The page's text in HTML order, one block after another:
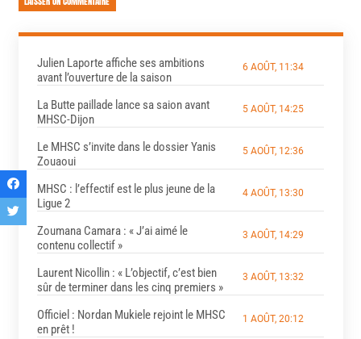
Julien Laporte affiche ses ambitions
avant l’ouverture de la saison
6 AOÛT, 11:34
La Butte paillade lance sa saion avant
MHSC-Dijon
5 AOÛT, 14:25
Le MHSC s’invite dans le dossier Yanis
Zouaoui
5 AOÛT, 12:36
MHSC : l’effectif est le plus jeune de la
Ligue 2
4 AOÛT, 13:30
Zoumana Camara : « J’ai aimé le
contenu collectif »
3 AOÛT, 14:29
Laurent Nicollin : « L’objectif, c’est bien
sûr de terminer dans les cinq premiers »
3 AOÛT, 13:32
Officiel : Nordan Mukiele rejoint le MHSC
en prêt !
1 AOÛT, 20:12